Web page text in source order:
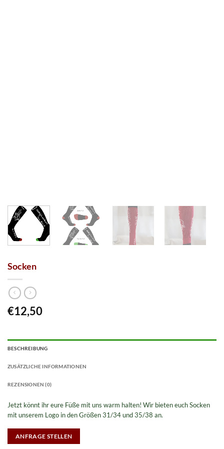
Socken
€12,50
BESCHREIBUNG
ZUSÄTZLICHE INFORMATIONEN
REZENSIONEN (0)
Jetzt könnt ihr eure Füße mit uns warm halten! Wir bieten euch Socken
mit unserem Logo in den Größen 31/34 und 35/38 an.
ANFRAGE STELLEN